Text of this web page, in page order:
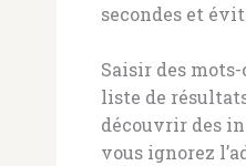
secondes et
Saisir des
liste de
découvrir des
vous ignorez